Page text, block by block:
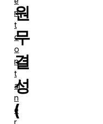
원
무
결
성
(
n
t
c
o
n
t
ai
n
e
r